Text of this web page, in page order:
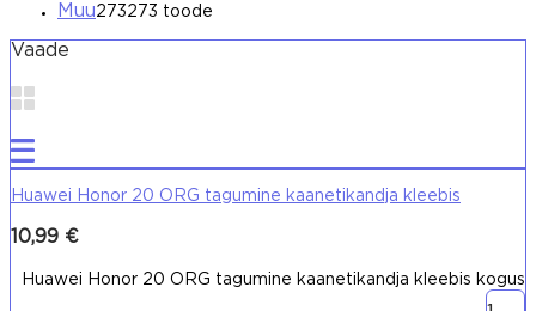
Muu273273 toode
Vaade
Huawei Honor 20 ORG tagumine kaanetikandja kleebis
10,99 €
Huawei Honor 20 ORG tagumine kaanetikandja kleebis kogus